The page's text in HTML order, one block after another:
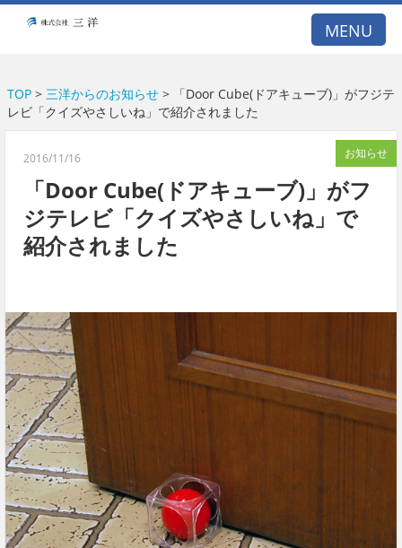
A53E59DB21DB099A77E5122BCBD1D26E
MENU
TOP> 三洋からのお知らせ> 「Door Cube(ドアキューブ)」がフジテ
レビ「クイズやさしいね」で紹介されました
お知らせ
2016/11/16
「Door Cube(ドアキューブ)」がフ
ジテレビ「クイズやさしいね」で
紹介されました